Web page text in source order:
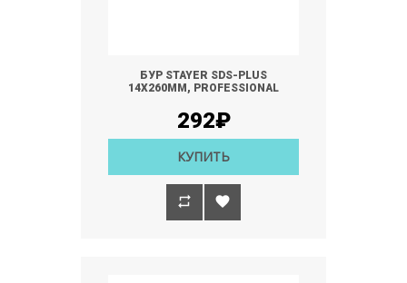
БУР STAYER SDS-PLUS
14Х260ММ, PROFESSIONAL
292₽
КУПИТЬ